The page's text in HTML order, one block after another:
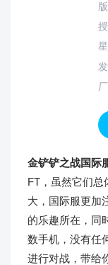
金铲铲之战国际
FT，虽然它们总
大，国际服更加
的乐趣所在，同
数手机，没有任
进行对战，带给